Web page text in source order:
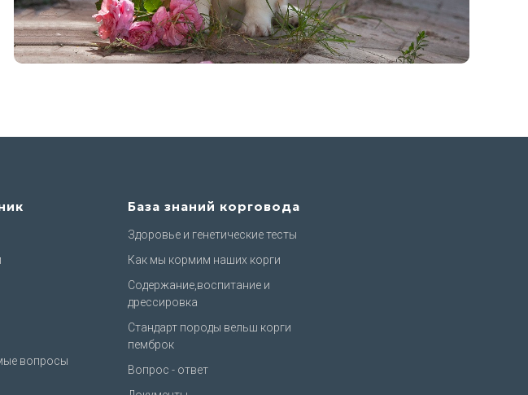
вопросы
База знаний корговода
Здоровье и генетические тесты
Как мы кормим наших корги
Содержание,воспитание и
дрессировка
Стандарт породы вельш корги
пемброк
Вопрос - ответ